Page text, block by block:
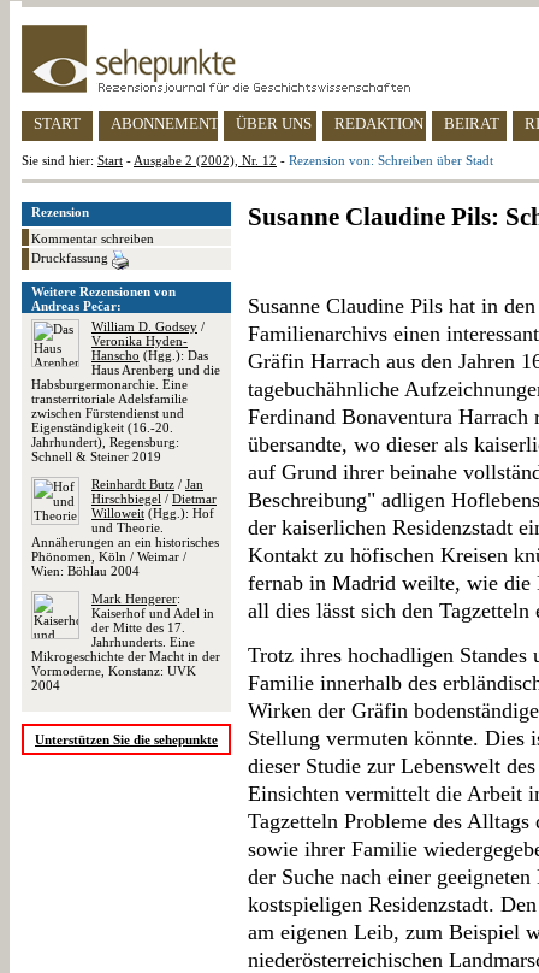
START ABONNEMENT ÜBER UNS REDAKTION BEIRAT
Sie sind hier: Start - Ausgabe 2 (2002), Nr. 12 - Rezension von: Schreiben über Stadt
Rezension
Kommentar schreiben
Druckfassung
Weitere Rezensionen von
Andreas Pečar:
William D. Godsey /
Veronika Hyden-
Hanscho (Hgg.): Das
Haus Arenberg und die
Habsburgermonarchie. Eine
transterritoriale Adelsfamilie
zwischen Fürstendienst und
Eigenständigkeit (16.-20.
Jahrhundert), Regensburg:
Schnell & Steiner 2019
Reinhardt Butz / Jan
Hirschbiegel / Dietmar
Willoweit (Hgg.): Hof
und Theorie.
Annäherungen an ein historisches
Phönomen, Köln / Weimar /
Wien: Böhlau 2004
Mark Hengerer:
Kaiserhof und Adel in
der Mitte des 17.
Jahrhunderts. Eine
Mikrogeschichte der Macht in der
Vormoderne, Konstanz: UVK
2004
Unterstützen Sie die sehepunkte
Susanne Claudine Pils:
Susanne Claudine Pils hat in
Familienarchivs einen
Gräfin Harrach aus den Jahren
tagebuchähnliche
Ferdinand Bonaventura
übersandte, wo dieser als
auf Grund ihrer beinahe
Beschreibung" adligen
der kaiserlichen Residenzstadt
Kontakt zu höfischen Kreisen
fernab in Madrid weilte, wie die
all dies lässt sich den Tagzetteln
Trotz ihres hochadligen
Familie innerhalb des
Wirken der Gräfin
Stellung vermuten könnte. Dies
dieser Studie zur Lebenswelt
Einsichten vermittelt die Arbeit
Tagzetteln Probleme des
sowie ihrer Familie
der Suche nach einer
kostspieligen Residenzstadt.
am eigenen Leib, zum Beispiel
niederösterreichischen